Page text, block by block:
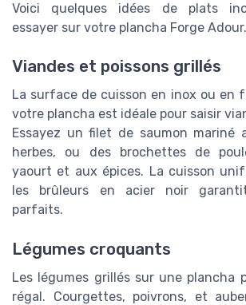
Voici quelques idées de plats
essayer sur votre plancha Forge Adour.
Viandes et poissons grillés
La surface de cuisson en inox ou en
votre plancha est idéale pour saisir
Essayez un filet de saumon mariné
herbes, ou des brochettes de
yaourt et aux épices. La cuisson
les brûleurs en acier noir
parfaits.
Légumes croquants
Les légumes grillés sur une plancha
régal. Courgettes, poivrons, et